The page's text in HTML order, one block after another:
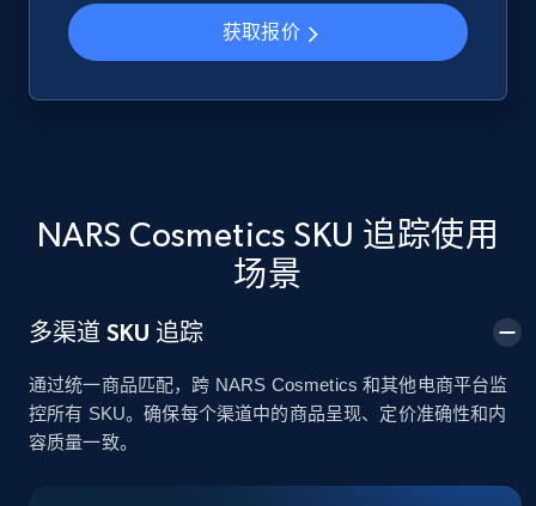
2.4K+
Rating, Reviews count, Images, Variations, and
more.
Amazon products global dataset
price, Currency, Availability, Reviews count, and
获取报价
NARS Cosmetics SKU 追踪使用
场景
多渠道 SKU 追踪
通过统一商品匹配，跨 NARS Cosmetics 和其他电商平台监
控所有 SKU。确保每个渠道中的商品呈现、定价准确性和内
容质量一致。